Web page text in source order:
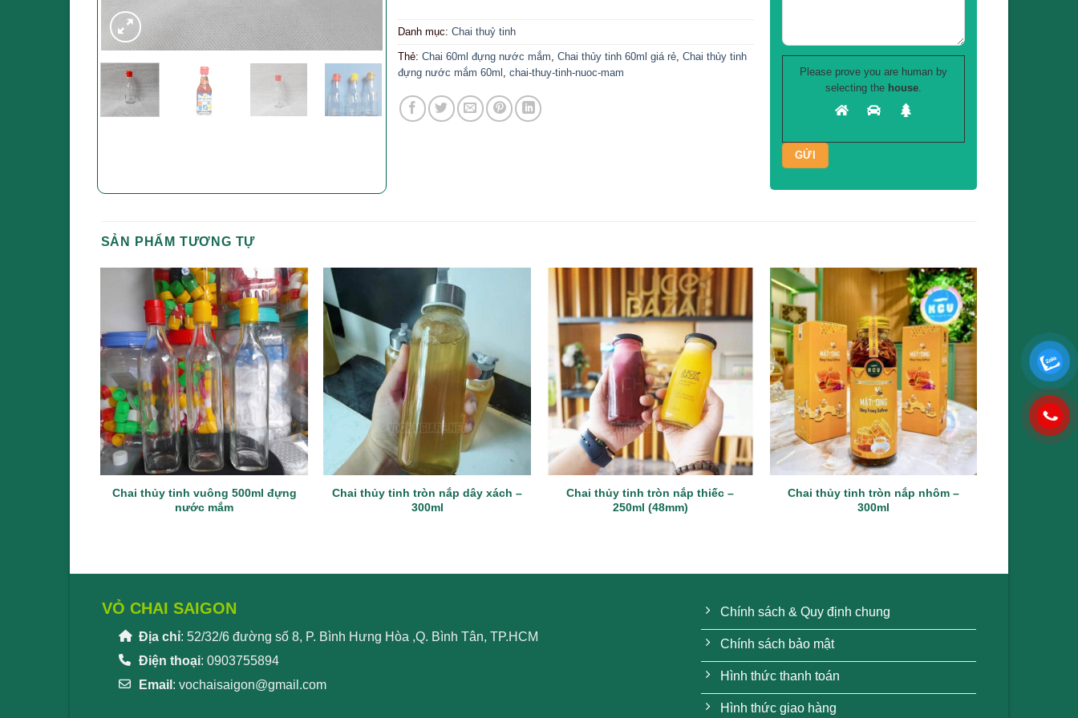
Danh mục:Chai thuỷ tinh
Thẻ:Chai 60ml đựng nước mắm ,Chai thủy tinh 60ml giá rẻ ,Chai thủy tinh
đựng nước mắm 60ml
,chai-thuy-tinh-nuoc-mam
Please prove you are human by
selecting the house.
SẢN PHẨM TƯƠNG TỰ
Chai thủy tinh vuông 500ml đựng
nước mắm
Chai thủy tinh tròn nắp dây xách –
300ml
Chai thủy tinh tròn nắp thiếc –
250ml (48mm)
Chai thủy tinh tròn nắp nhôm –
300ml
VỎ CHAI SAIGON
Địa chỉ: 52/32/6 đường số 8, P. Bình Hưng Hòa ,Q. Bình Tân, TP.HCM
Điện thoại: 0903755894
Email : vochaisaigon@gmail.com
Chính sách & Quy định chung
Chính sách bảo mật
Hình thức thanh toán
Hình thức giao hàng